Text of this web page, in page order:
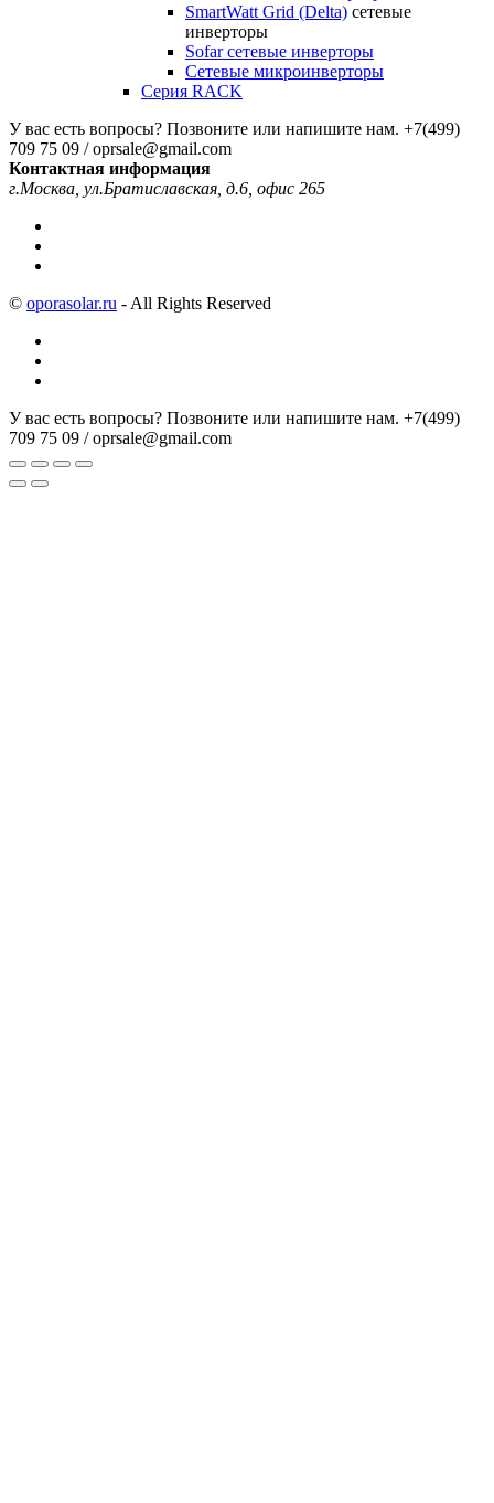
SmartWatt Grid (Delta) сетевые
инверторы
Sofar сетевые инверторы
Сетевые микроинверторы
Серия RACK
У вас есть вопросы? Позвоните или напишите нам. +7(499)
709 75 09 / oprsale@gmail.com
Контактная информация
г.Москва, ул.Братиславская, д.6, офис 265
© oporasolar.ru - All Rights Reserved
У вас есть вопросы? Позвоните или напишите нам. +7(499)
709 75 09 / oprsale@gmail.com